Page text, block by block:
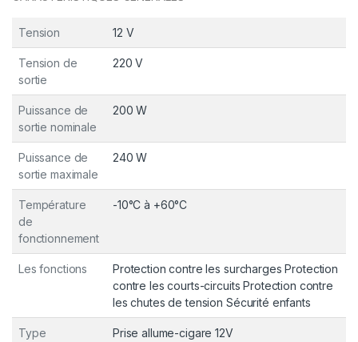
Tension 12 V
Tension de
sortie
220 V
Puissance de
sortie nominale
200 W
Puissance de
sortie maximale
240 W
Température
de
fonctionnement
-10°C à +60°C
Les fonctions
Protection contre les surcharges Protection
contre les courts-circuits Protection contre
les chutes de tension Sécurité enfants
Type
Prise allume-cigare 12V